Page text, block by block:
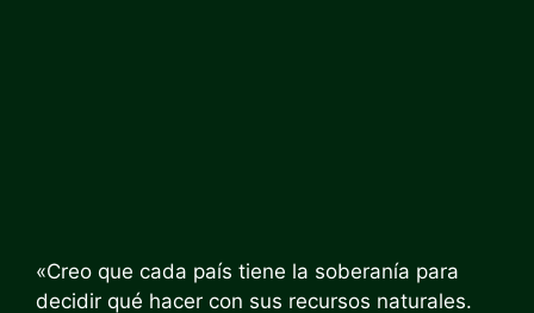
«Creo que cada país tiene la soberanía para
decidir qué hacer con sus recursos naturales.